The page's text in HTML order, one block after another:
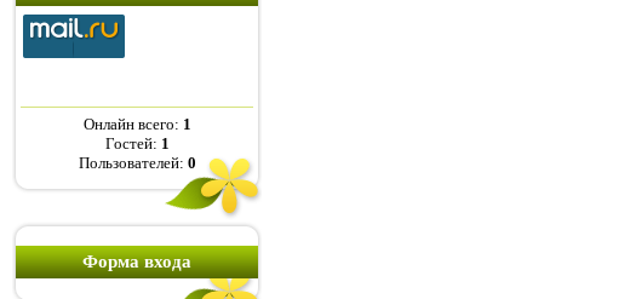
Онлайн всего: 1
Гостей: 1
Пользователей: 0
Форма входа